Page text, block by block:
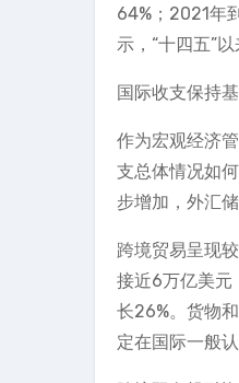
64%；2021年
示，“十四五”
国际收支保持
作为宏观经济
支总体情况如
步增加，外汇
跨境贸易呈现
接近6万亿美元
长26%。货物
定在国际一般